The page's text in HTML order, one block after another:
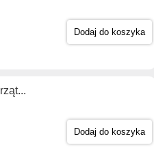
Dodaj do koszyka
Dodaj do koszyka